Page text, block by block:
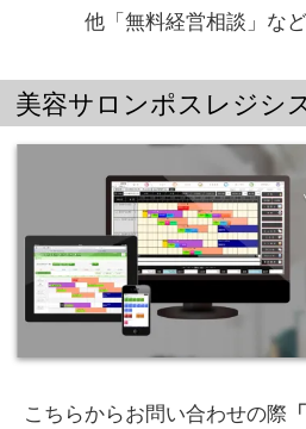
他「無料経営相談」な
美容サロンポスレジシ
こちらからお問い合わせの際